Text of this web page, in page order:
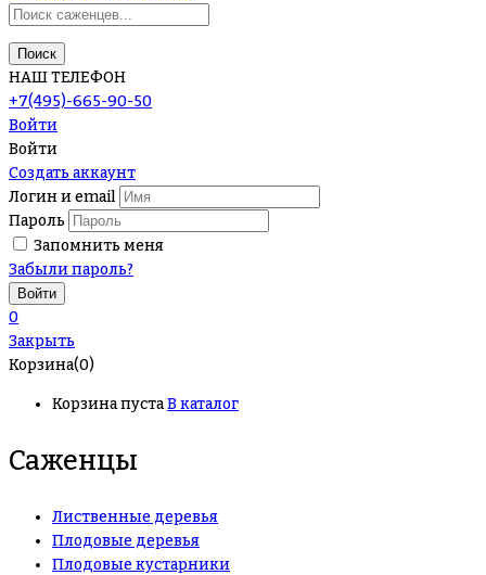
Поиск
НАШ ТЕЛЕФОН
+7(495)-665-90-50
Войти
Войти
Создать аккаунт
Логин и email
Пароль
Запомнить меня
Забыли пароль?
0
Закрыть
Корзина(0)
Корзина пустаВ каталог
Саженцы
Лиственные деревья
Плодовые деревья
Плодовые кустарники